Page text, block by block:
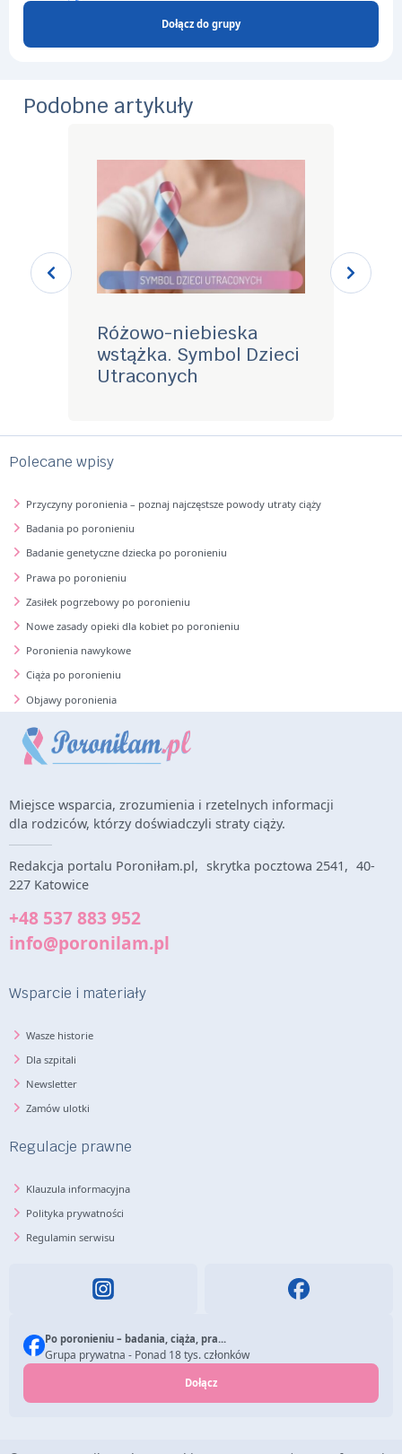
Dołącz do grupy
Podobne artykuły
Różowo-niebieska
wstążka. Symbol Dzieci
Utraconych
Miejsce wsparcia, zrozumienia i rzetelnych informacji
dla rodziców, którzy doświadczyli straty ciąży.
Redakcja portalu Poroniłam.pl, skrytka pocztowa 2541, 40-
227 Katowice
+48 537 883 952
info@poronilam.pl
Polecane wpisy
Przyczyny poronienia – poznaj najczęstsze powody utraty ciąży
Badania po poronieniu
Badanie genetyczne dziecka po poronieniu
Prawa po poronieniu
Zasiłek pogrzebowy po poronieniu
Nowe zasady opieki dla kobiet po poronieniu
Poronienia nawykowe
Ciąża po poronieniu
Objawy poronienia
Wsparcie i materiały
Wasze historie
Dla szpitali
Newsletter
Zamów ulotki
Regulacje prawne
Klauzula informacyjna
Polityka prywatności
Regulamin serwisu
Po poronieniu – badania, ciąża, pra...
Grupa prywatna - Ponad 18 tys. członków
Dołącz